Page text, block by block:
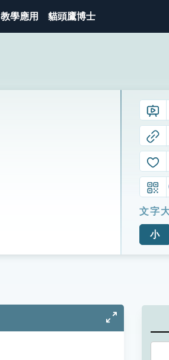
教學應用 貓頭鷹博士
文字
小